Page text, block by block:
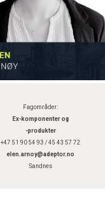
Fagområder:
Ex-komponenter og
-produkter
+47 51 90 54 93 / 45 43 57 72
elen.arnoy@adeptor.no
Sandnes